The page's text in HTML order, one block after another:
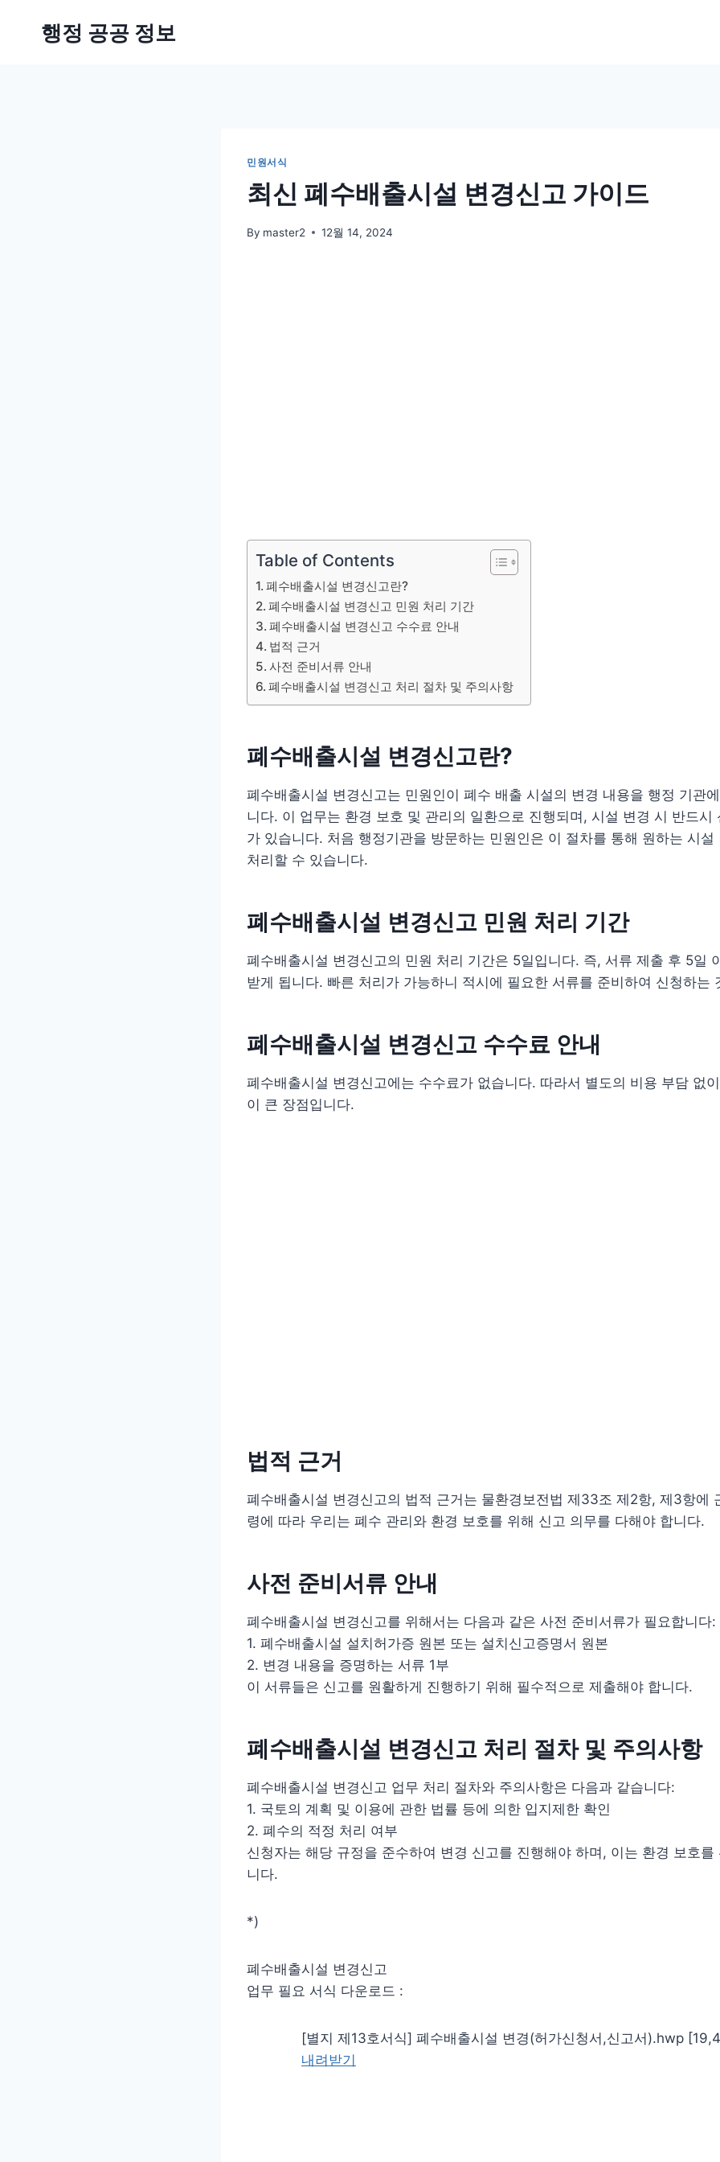
행정 공공 정보
민원서식
최신 폐수배출시설 변경신고 가이드
By master2 12월 14, 2024
Table of Contents
폐수배출시설 변경신고란?
폐수배출시설 변경신고 민원 처리 기간
폐수배출시설 변경신고 수수료 안내
법적 근거
사전 준비서류 안내
폐수배출시설 변경신고 처리 절차 및 주의사항
폐수배출시설 변경신고란?
폐수배출시설 변경신고는 민원인이 폐수 배출 시설의 변경 내용을 행정 기관
니다. 이 업무는 환경 보호 및 관리의 일환으로 진행되며, 시설 변경 시 반드시
가 있습니다. 처음 행정기관을 방문하는 민원인은 이 절차를 통해 원하는 시설
처리할 수 있습니다.
폐수배출시설 변경신고 민원 처리 기간
폐수배출시설 변경신고의 민원 처리 기간은 5일입니다. 즉, 서류 제출 후 5일
받게 됩니다. 빠른 처리가 가능하니 적시에 필요한 서류를 준비하여 신청하는
폐수배출시설 변경신고 수수료 안내
폐수배출시설 변경신고에는 수수료가 없습니다. 따라서 별도의 비용 부담 없
이 큰 장점입니다.
법적 근거
폐수배출시설 변경신고의 법적 근거는 물환경보전법 제33조 제2항, 제3항에
령에 따라 우리는 폐수 관리와 환경 보호를 위해 신고 의무를 다해야 합니다.
사전 준비서류 안내
폐수배출시설 변경신고를 위해서는 다음과 같은 사전 준비서류가 필요합니다:
1. 폐수배출시설 설치허가증 원본 또는 설치신고증명서 원본
2. 변경 내용을 증명하는 서류 1부
이 서류들은 신고를 원활하게 진행하기 위해 필수적으로 제출해야 합니다.
폐수배출시설 변경신고 처리 절차 및 주의사항
폐수배출시설 변경신고 업무 처리 절차와 주의사항은 다음과 같습니다:
1. 국토의 계획 및 이용에 관한 법률 등에 의한 입지제한 확인
2. 폐수의 적정 처리 여부
신청자는 해당 규정을 준수하여 변경 신고를 진행해야 하며, 이는 환경 보호를
니다.
*)
폐수배출시설 변경신고
업무 필요 서식 다운로드 :
[별지 제13호서식] 폐수배출시설 변경(허가신청서,신고서).hwp
내려받기